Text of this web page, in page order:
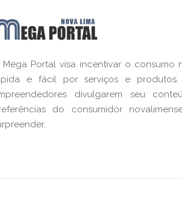
Mega Portal visa incentivar o
e fácil por serviços e
divulgarem seu
do consumidor